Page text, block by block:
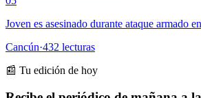
Joven es asesinado durante ataque armado
Cancún·432 lecturas
📰 Tu edición de hoy